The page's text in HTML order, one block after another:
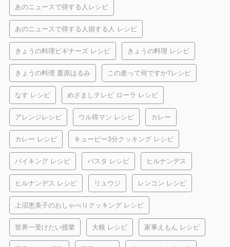
あのニュースで得する人レシピ
あのニュースで得する人損する人 レシピ
きょうの料理ビギナーズ レシピ きょうの料理 レシピ
きょうの料理 栗原はるみ この差って何ですか?レシピ
なす レシピ めざましテレビ ローラ レシピ
アレンジレシピ ウル得マン レシピ カレー
カレー レシピ キューピー3分クッキング レシピ
バイキング レシピ パスタ レシピ ヒルナンデス
ヒルナンデス レシピ リュウジ レンコン レシピ
上沼恵美子のおしゃべりクッキング レシピ
世界一受けたい授業 大根 レシピ 家事えもん レシピ